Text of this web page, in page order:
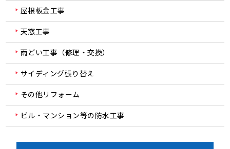
屋根板金工事
天窓工事
雨どい工事（修理・交換）
サイディング張り替え
その他リフォーム
ビル・マンション等の防水工事